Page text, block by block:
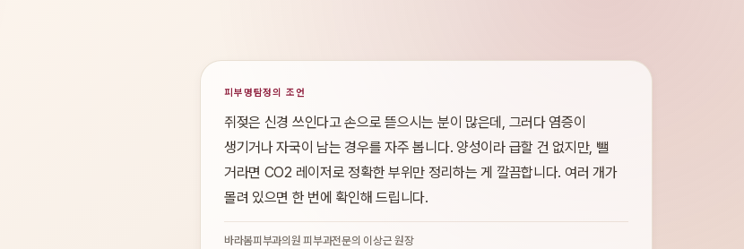
피부명탐정의 조언
쥐젖은 신경 쓰인다고 손으로 뜯으시는 분이 많은데, 그러다 염증이
생기거나 자국이 남는 경우를 자주 봅니다. 양성이라 급할 건 없지만, 뺄
거라면 CO2 레이저로 정확한 부위만 정리하는 게 깔끔합니다. 여러 개가
몰려 있으면 한 번에 확인해 드립니다.
바라봄피부과의원 피부과전문의 이상근 원장